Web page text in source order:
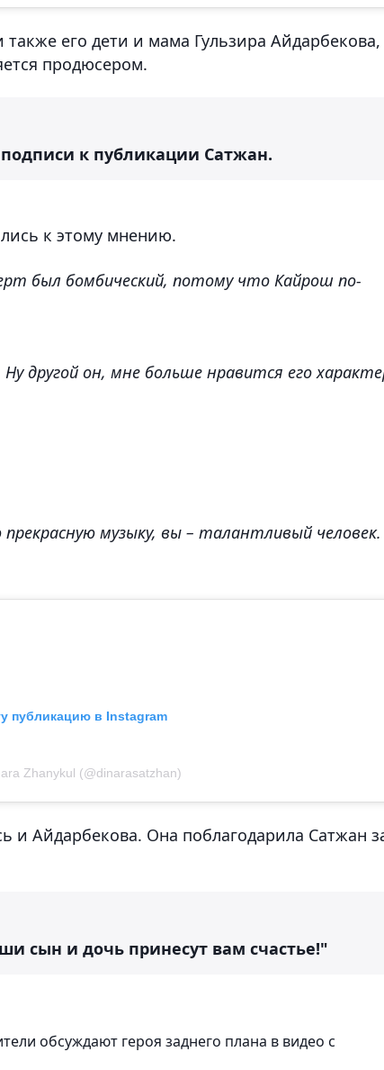
его дети и мама Гульзира Айдарбекова,
продюсером.
к публикации Сатжан.
к этому мнению.
был бомбический, потому что Кайрош по-
другой он, мне больше нравится его
музыку, вы – талантливый человек.
публикацию в Instagram
Zhanykul (@dinarasatzhan)
и Айдарбекова. Она поблагодарила Сатжан
сын и дочь принесут вам счастье!"
обсуждают героя заднего плана в видео с